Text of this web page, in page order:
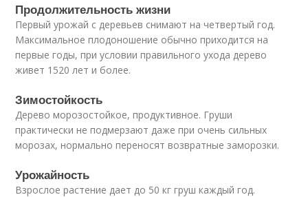
Продолжительность жизни
Первый урожай с деревьев снимают на четвертый год.
Максимальное плодоношение обычно приходится на
первые годы, при условии правильного ухода дерево
живет 1520 лет и более.
Зимостойкость
Дерево морозостойкое, продуктивное. Груши
практически не подмерзают даже при очень сильных
морозах, нормально переносят возвратные заморозки.
Урожайность
Взрослое растение дает до 50 кг груш каждый год.